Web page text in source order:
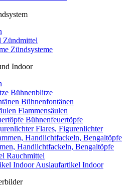
Zündmittel
Zündsysteme
Indoor
Bühnenblitze
Bühnenfontänen
Flammensäulen
Bühnenfeuertöpfe
Flares, Figurenlichter
Handlichtfackeln, Bengaltöpfe
Rauchmittel
Auslaufartikel Indoor